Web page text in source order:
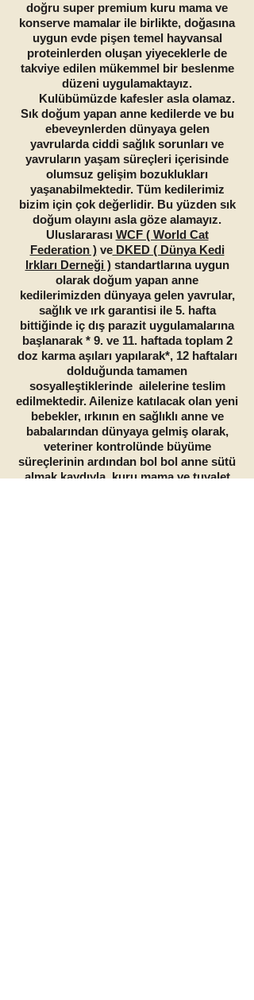
doğru super premium kuru mama ve
konserve mamalar ile birlikte, doğasına
uygun evde pişen temel hayvansal
proteinlerden oluşan yiyeceklerle de
takviye edilen mükemmel bir beslenme
düzeni uygulamaktayız.
Kulübümüzde kafesler asla olamaz.
Sık doğum yapan anne kedilerde ve bu
ebeveynlerden dünyaya gelen
yavrularda ciddi sağlık sorunları ve
yavruların yaşam süreçleri içerisinde
olumsuz gelişim bozuklukları
yaşanabilmektedir. Tüm kedilerimiz
bizim için çok değerlidir. Bu yüzden sık
doğum olayını asla göze alamayız.
Uluslararası WCF ( World Cat
Federation )veDKED ( Dünya Kedi
Irkları Derneği )standartlarına uygun
olarak doğum yapan anne
kedilerimizden dünyaya gelen yavrular,
sağlık ve ırk garantisi ile 5. hafta
bittiğinde iç dış parazit uygulamalarına
başlanarak * 9. ve 11. haftada toplam 2
doz karma aşıları yapılarak*, 12 haftaları
dolduğunda tamamen
sosyalleştiklerinde ailelerine teslim
edilmektedir. Ailenize katılacak olan yeni
bebekler, ırkının en sağlıklı anne ve
babalarından dünyaya gelmiş olarak,
veteriner kontrolünde büyüme
süreçlerinin ardından bol bol anne sütü
almak kaydıyla, kuru mama ve tuvalet